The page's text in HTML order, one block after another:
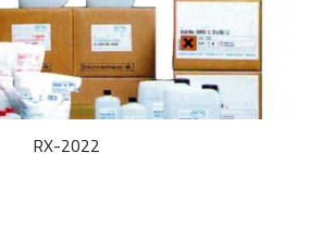
RX-2022